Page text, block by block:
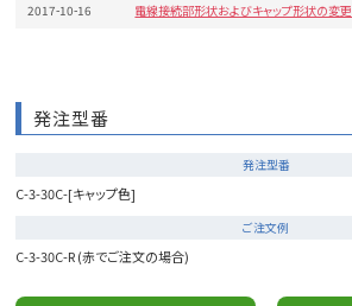
2017-10-16 電線接続部形状およびキャップ形状の変更
発注型番
発注型番
C-3-30C-[キャップ色]
ご注文例
C-3-30C-R (赤でご注文の場合)